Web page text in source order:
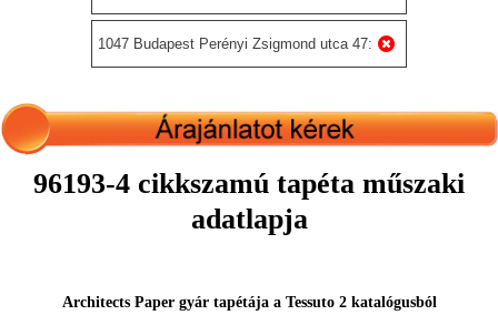
1047 Budapest Perényi Zsigmond utca 47:
96193-4 cikkszamú tapéta műszaki
adatlapja
Architects Paper gyár tapétája a Tessuto 2 katalógusból